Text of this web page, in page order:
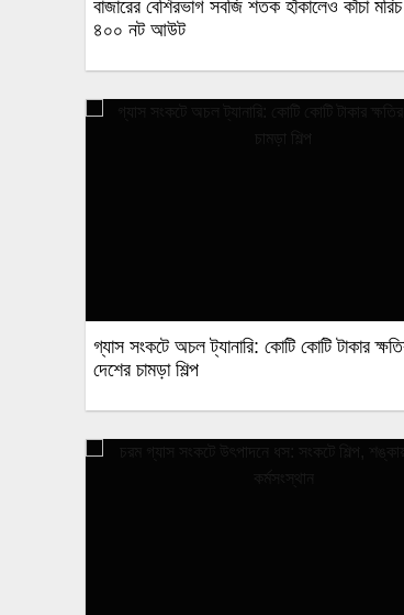
বাজারের বেশিরভাগ সবজি শতক হাঁকালেও কাঁচা
৪০০ নট আউট
গ্যাস সংকটে অচল ট্যানারি: কোটি কোটি টাকার
দেশের চামড়া শিল্প